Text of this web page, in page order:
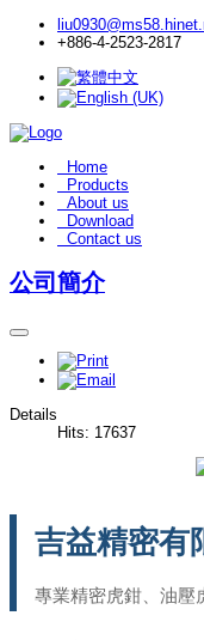
+886-4-2523-2817
Home
Products
About us
Download
Contact us
公司簡介
Details
Hits: 17637
吉益精密有
專業精密虎鉗、油壓